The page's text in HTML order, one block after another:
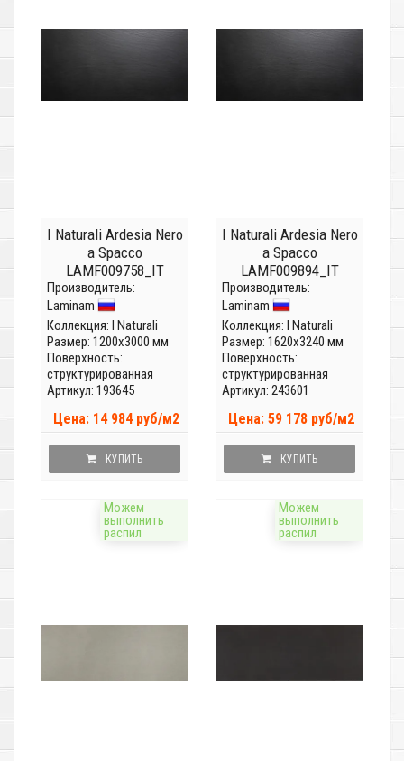
I Naturali Ardesia Nero
a Spacco
LAMF009758_IT
(Толщина 5мм)
Производитель:
Laminam
Коллекция: I Naturali
Размер: 1200x3000 мм
Поверхность:
структурированная
Артикул: 193645
Цена: 14 984 руб/м2
КУПИТЬ
I Naturali Ardesia Nero
a Spacco
LAMF009894_IT
(Толщина 12 мм)
Производитель:
Laminam
Коллекция: I Naturali
Размер: 1620x3240 мм
Поверхность:
структурированная
Артикул: 243601
Цена: 59 178 руб/м2
КУПИТЬ
Можем
выполнить
распил
Можем
выполнить
распил